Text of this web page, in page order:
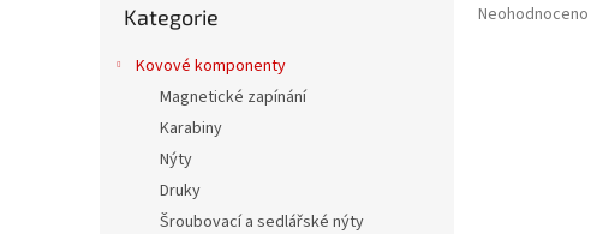
kategorie
Kategorie
Kovové komponenty
Magnetické zapínání
Karabiny
Nýty
Druky
Šroubovací a sedlářské nýty
Průměrné
Neohodnoceno